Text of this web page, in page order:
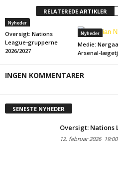
RELATEREDE ARTIKLER
Nyheder
Oversigt: Nations
League-grupperne
2026/2027
Nyheder
Medie:
Arsenal-
INGEN KOMMENTARER
SENESTE NYHEDER
Oversigt: Nations
12. februar 202619:00